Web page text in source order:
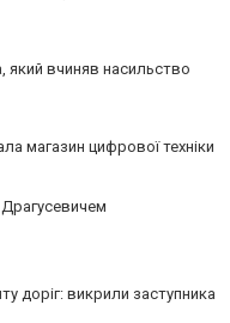
який вчиняв насильство
магазин цифрової техніки
доріг: викрили заступника